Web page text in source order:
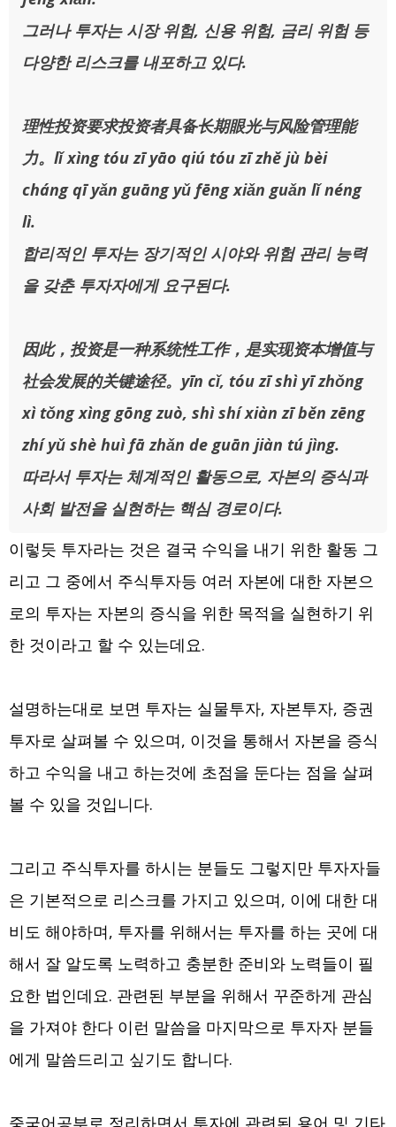
그러나 투자는 시장 위험, 신용 위험, 금리 위험 등
다양한 리스크를 내포하고 있다.
理性投资要求投资者具备长期眼光与风险管理能
力。lǐ xìng tóu zī yāo qiú tóu zī zhě jù bèi
cháng qī yǎn guāng yǔ fēng xiǎn guǎn lǐ néng
lì.
합리적인 투자는 장기적인 시야와 위험 관리 능력
을 갖춘 투자자에게 요구된다.
因此，投资是一种系统性工作，是实现资本增值与
社会发展的关键途径。yīn cǐ, tóu zī shì yī zhǒng
xì tǒng xìng gōng zuò, shì shí xiàn zī běn zēng
zhí yǔ shè huì fā zhǎn de guān jiàn tú jìng.
따라서 투자는 체계적인 활동으로, 자본의 증식과
사회 발전을 실현하는 핵심 경로이다.
이렇듯 투자라는 것은 결국 수익을 내기 위한 활동 그
리고 그 중에서 주식투자등 여러 자본에 대한 자본으
로의 투자는 자본의 증식을 위한 목적을 실현하기 위
한 것이라고 할 수 있는데요.
설명하는대로 보면 투자는 실물투자, 자본투자, 증권
투자로 살펴볼 수 있으며, 이것을 통해서 자본을 증식
하고 수익을 내고 하는것에 초점을 둔다는 점을 살펴
볼 수 있을 것입니다.
그리고 주식투자를 하시는 분들도 그렇지만 투자자들
은 기본적으로 리스크를 가지고 있으며, 이에 대한 대
비도 해야하며, 투자를 위해서는 투자를 하는 곳에 대
해서 잘 알도록 노력하고 충분한 준비와 노력들이 필
요한 법인데요. 관련된 부분을 위해서 꾸준하게 관심
을 가져야 한다 이런 말씀을 마지막으로 투자자 분들
에게 말씀드리고 싶기도 합니다.
중국어공부로 정리하면서 투자에 관련된 용어 및 기타